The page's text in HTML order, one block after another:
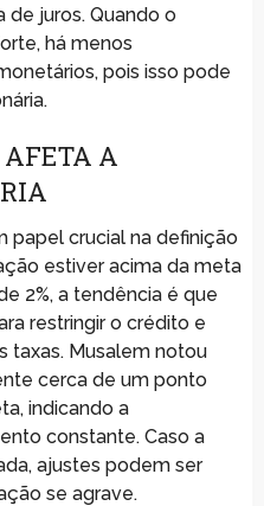
de juros. Quando o
há menos
pois isso pode
A
papel crucial na definição
estiver acima da meta
2%, a tendência é que
restringir o crédito e
taxas. Musalem notou
cerca de um ponto
indicando a
constante. Caso a
ajustes podem ser
se agrave.